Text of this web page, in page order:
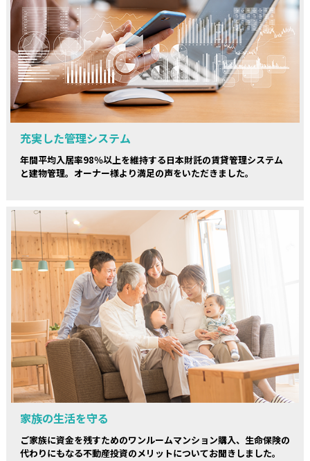
充実した管理システム
年間平均入居率98％以上を維持する日本財託の賃貸管理システム
と建物管理。オーナー様より満足の声をいただきました。
家族の生活を守る
ご家族に資金を残すためのワンルームマンション購入、生命保険の
代わりにもなる不動産投資のメリットについてお聞きしました。